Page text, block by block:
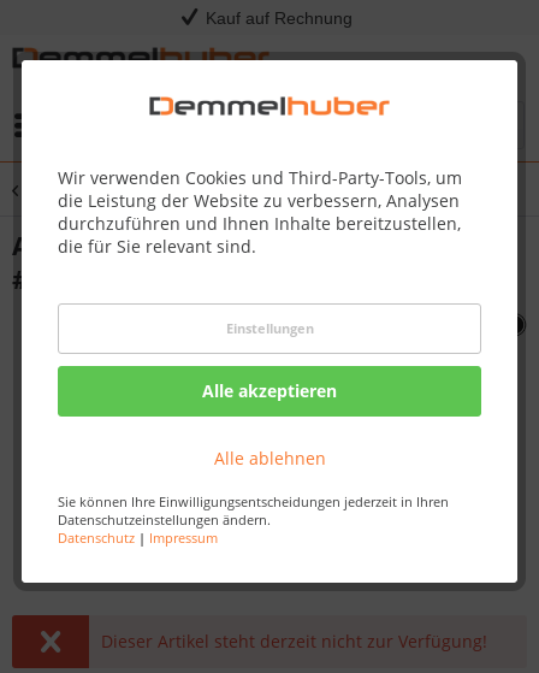
Kauf auf Rechnung
Wir verwenden Cookies und Third-Party-Tools, um
die Leistung der Website zu verbessern, Analysen
durchzuführen und Ihnen Inhalte bereitzustellen,
die für Sie relevant sind.
Einstellungen
Alle akzeptieren
Alle ablehnen
Sie können Ihre Einwilligungsentscheidungen jederzeit in Ihren
Datenschutzeinstellungen ändern.
Datenschutz| Impressum
Übersicht Sonstige Ersatzteile
AXLE450/600-NEW NUT 1/2 X 24 25 PT750
#N015-0004
Dieser Artikel steht derzeit nicht zur Verfügung!